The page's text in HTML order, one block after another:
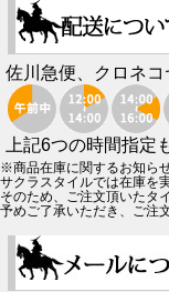
佐川急便、クロネ
上記6つの時間指定
※商品在庫に関するお知ら
サクラスタイルでは在庫を
そのため、ご注文頂いたタ
予めご了承いただき、ご注